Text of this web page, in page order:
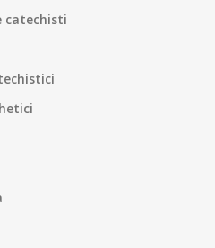
catechisti